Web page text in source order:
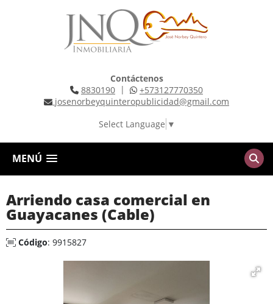
Contáctenos
8830190 |
+573127770350
josenorbeyquinteropublicidad@gmail.com
Select Language ▼
MENÚ
Arriendo casa comercial en
Guayacanes (Cable)
Código: 9915827